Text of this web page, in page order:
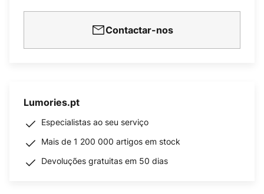
Contactar-nos
Lumories.pt
Especialistas ao seu serviço
Mais de 1 200 000 artigos em stock
Devoluções gratuitas em 50 dias